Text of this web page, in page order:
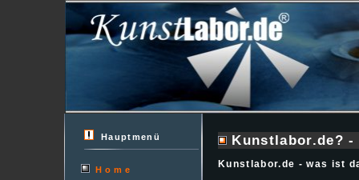
Hauptmenü
Home
Kunstlabor.de?
Kunstlabor.de - was ist